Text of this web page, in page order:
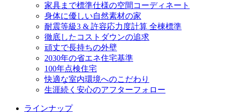
家具まで標準仕様の空間コーディネート
身体に優しい自然素材の家
耐震等級3 & 許容応力度計算 全棟標準
徹底したコストダウンの追求
頑丈で長持ちの外壁
2030年の省エネ住宅基準
100年点検住宅
快適な室内環境へのこだわり
生涯続く安心のアフターフォロー
ラインナップ